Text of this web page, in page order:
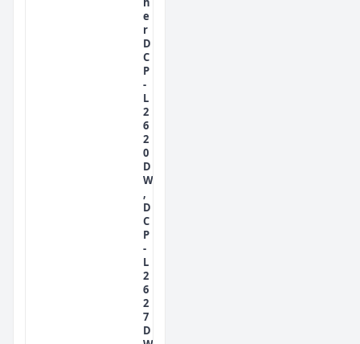
e
r
D
C
P
-
L
2
6
2
0
D
W
,
D
C
P
-
L
2
6
2
7
D